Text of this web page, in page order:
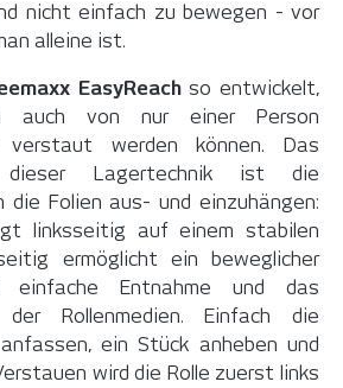
nicht einfach zu bewegen - vor
alleine ist.
EasyReachso entwickelt,
auch von nur einer Person
verstaut werden können. Das
dieser Lagertechnik ist die
die Folien aus- und einzuhängen:
linksseitig auf einem stabilen
ermöglicht ein beweglicher
einfache Entnahme und das
der Rollenmedien. Einfach die
ein Stück anheben und
wird die Rolle zuerst links